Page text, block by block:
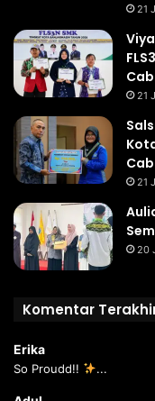
21
21
21
20
Komentar
Erika
So Proudd!! ...